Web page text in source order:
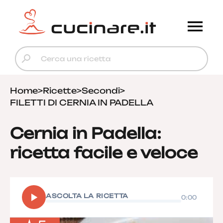
Home>Ricette>Secondi>
FILETTI DI CERNIA IN PADELLA
Cernia in Padella:
ricetta facile e veloce
▶ ASCOLTA LA RICETTA 0:00